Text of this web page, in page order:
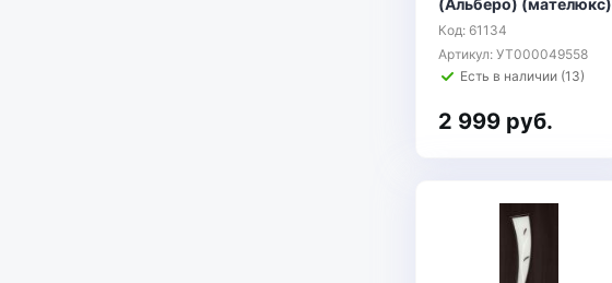
(Альберо) (мателюкс)
Код: 61134
Артикул: УТ000049558
Есть в наличии (13)
2 999 руб.